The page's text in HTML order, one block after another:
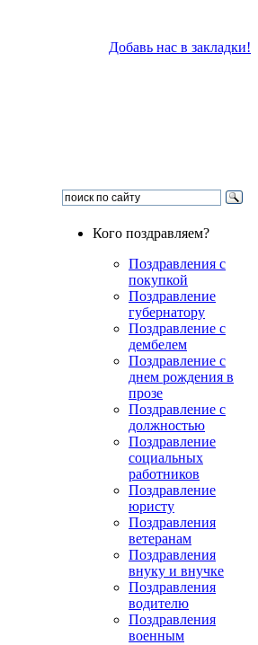
Добавь нас в закладки!
Кого поздравляем?
Поздравления с
покупкой
Поздравление
губернатору
Поздравление с
дембелем
Поздравление с
днем рождения в
прозе
Поздравление с
должностью
Поздравление
социальных
работников
Поздравление
юристу
Поздравления
ветеранам
Поздравления
внуку и внучке
Поздравления
водителю
Поздравления
военным